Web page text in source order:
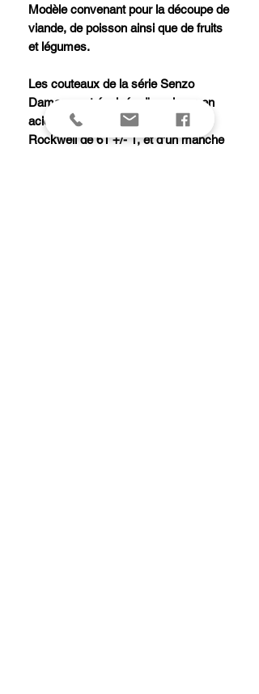
Modèle convenant pour la découpe de
viande, de poisson ainsi que de fruits
et légumes.
Les couteaux de la série Senzo
Damas sont équipés d'une lame en
acier VG-10 damas d'une dureté
Rockwell de 61 +/- 1, et d'un manche